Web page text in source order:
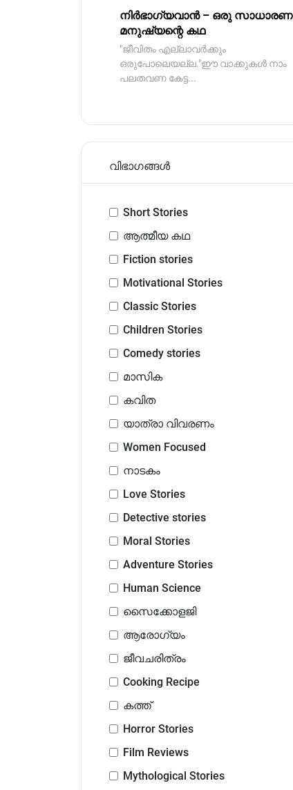
നിർഭാഗ്യവാൻ – ഒരു സാധാരണ
മനുഷ്യന്റെ കഥ
"ജീവിതം എല്ലാവർക്കും
ഒരുപോലെയല്ല."ഈ വാക്കുകൾ നാം
പലതവണ കേട്ട...
വിഭാഗങ്ങൾ
Short Stories
ആത്മീയ കഥ
Fiction stories
Motivational Stories
Classic Stories
Children Stories
Comedy stories
മാസിക
കവിത
യാത്രാ വിവരണം
Women Focused
നാടകം
Love Stories
Detective stories
Moral Stories
Adventure Stories
Human Science
സൈക്കോളജി
ആരോഗ്യം
ജീവചരിത്രം
Cooking Recipe
കത്ത്
Horror Stories
Film Reviews
Mythological Stories